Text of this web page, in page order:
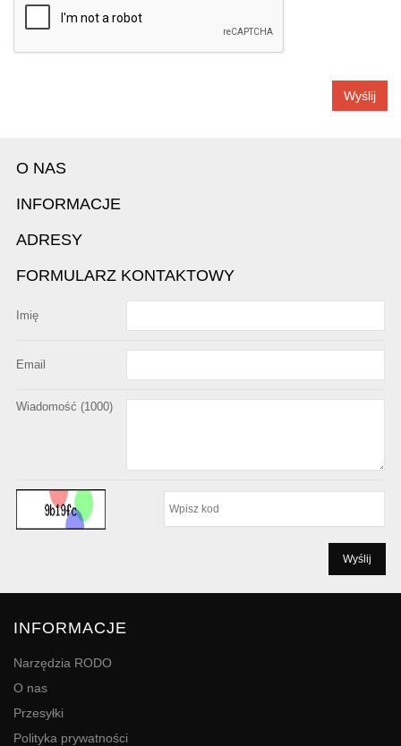
O NAS
INFORMACJE
ADRESY
FORMULARZ KONTAKTOWY
Imię
Email
Wiadomość (1000)
INFORMACJE
Narzędzia RODO
O nas
Przesyłki
Polityka prywatności